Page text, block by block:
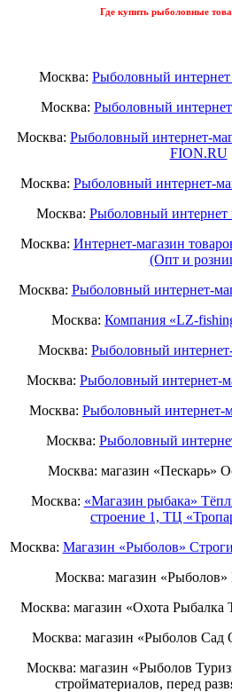
Где купить рыболовные
Москва: Рыболовный интернет
Москва: Рыболовный
Москва: Рыболовный интернет-
FION.RU
Москва: Рыболовный интернет-
Москва: Рыболовный интернет
Москва: Интернет-магазин
(Опт и
Москва: Рыболовный интернет-
Москва: Компания «LZ-
Москва: Рыболовный
Москва: Рыболовный интернет-
Москва: Рыболовный
Москва: Рыболовный
Москва: магазин «Пескарь»
Москва: «Магазин рыбака»
строение 1, ТЦ
Москва: Магазин «Рыболов»
Москва: магазин «Рыболов»
Москва: магазин «Охота
Москва: магазин «Рыболов Сад
Москва: магазин «Рыболов
стройматериалов, перед